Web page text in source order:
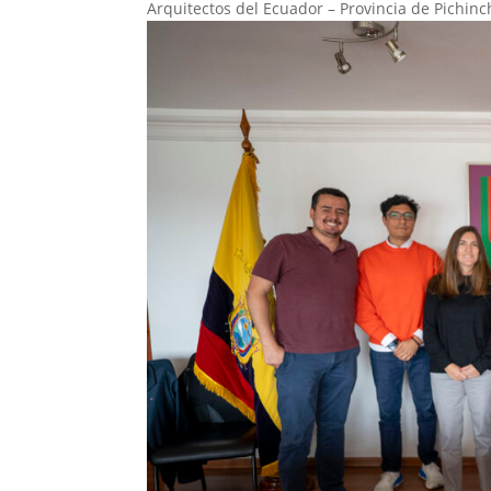
Arquitectos del Ecuador – Provincia de